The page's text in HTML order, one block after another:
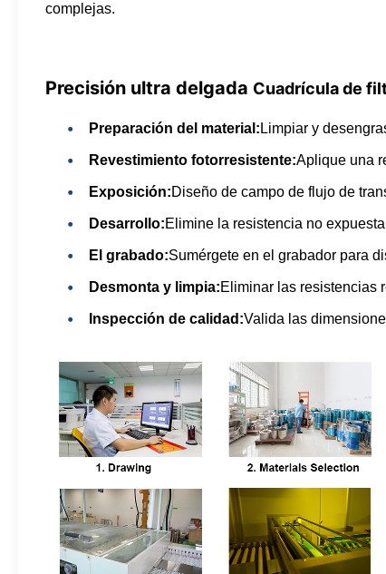
complejas.
Precisión ultra delgada Cuadrícula de
Preparación del material: Limpiar y
Revestimiento fotorresistente:Aplique una
Exposición:Diseño de campo de flujo de
Desarrollo:Elimine la resistencia no
El grabado:Sumérgete en el grabador para
Desmonta y limpia:Eliminar las resistencias
Inspección de calidad:Valida las